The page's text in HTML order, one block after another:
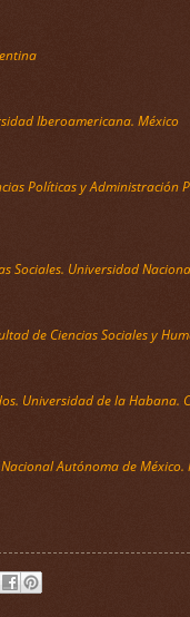
Iberoamericana. México
Políticas y
Universidad
de Ciencias Sociales y
Universidad de la Habana.
Autónoma de México.